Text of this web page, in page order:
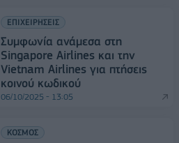
ΕΠΙΧΕΙΡΗΣΕΙΣ
Συμφωνία ανάμεσα στη
Singapore Airlines και την
Vietnam Airlines για πτήσεις
κοινού κωδικού
06/10/2025 - 13:05
ΚΟΣΜΟΣ